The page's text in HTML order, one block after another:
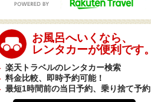
お風呂へいくなら、
レンタカーが便利です。
楽天トラベルのレンタカー検索
料金比較、即時予約可能！
最短1時間前の当日予約、乗り捨て予約